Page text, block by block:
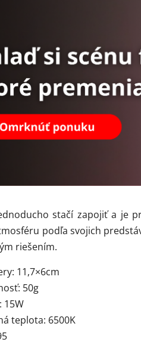
stačí zapojiť a je
podľa svojich
riešením.
11,7×6cm
50g
15W
teplota: 6500K